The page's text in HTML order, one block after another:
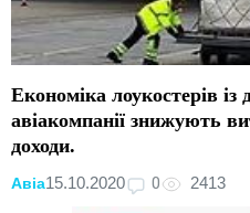
Економіка лоукостерів
авіакомпанії знижують
доходи.
Авіа15.10.2020 0 2413